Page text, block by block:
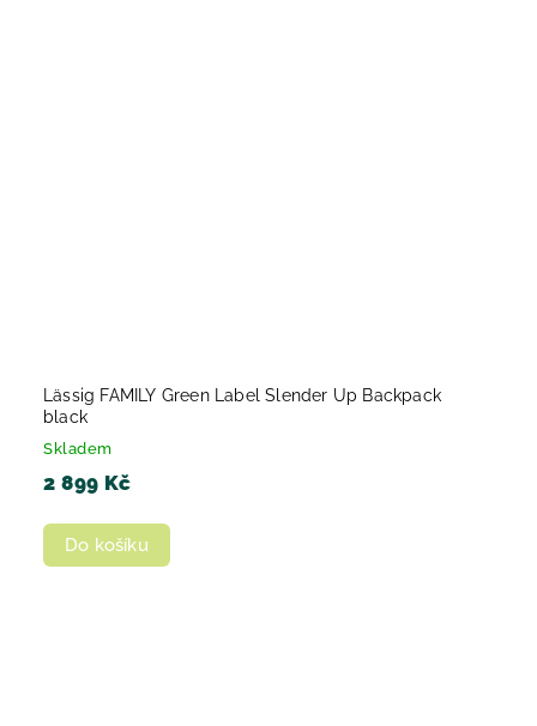
Lässig FAMILY Green Label Slender Up Backpack
black
Skladem
2 899 Kč
Do košíku